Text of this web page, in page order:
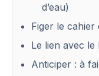
d’eau)
Figer le cahier
Le lien avec le
Anticiper : à